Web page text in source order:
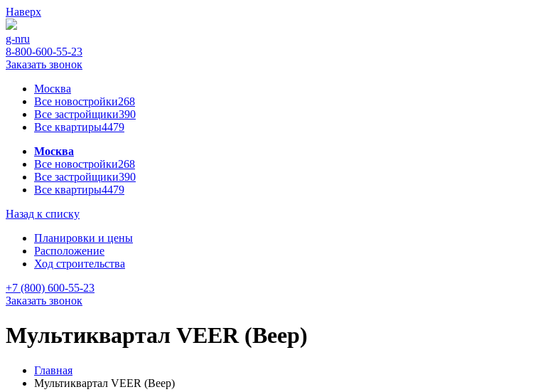
Наверх
g-nru
8-800-600-55-23
Заказать звонок
Москва
Все новостройки268
Все застройщики390
Все квартиры4479
Москва
Все новостройки268
Все застройщики390
Все квартиры4479
Назад к списку
Планировки и цены
Расположение
Ход строительства
+7 (800) 600-55-23
Заказать звонок
Мультиквартал VEER (Веер)
Главная
Мультиквартал VEER (Веер)